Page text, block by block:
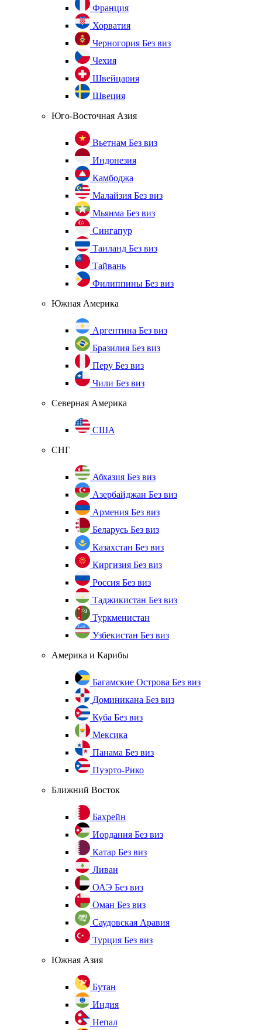
Франция
Хорватия
Черногория Без виз
Чехия
Швейцария
Швеция
Юго-Восточная Азия
Вьетнам Без виз
Индонезия
Камбоджа
Малайзия Без виз
Мьянма Без виз
Сингапур
Таиланд Без виз
Тайвань
Филиппины Без виз
Южная Америка
Аргентина Без виз
Бразилия Без виз
Перу Без виз
Чили Без виз
Северная Америка
США
СНГ
Абхазия Без виз
Азербайджан Без виз
Армения Без виз
Беларусь Без виз
Казахстан Без виз
Киргизия Без виз
Россия Без виз
Таджикистан Без виз
Туркменистан
Узбекистан Без виз
Америка и Карибы
Багамские Острова Без виз
Доминикана Без виз
Куба Без виз
Мексика
Панама Без виз
Пуэрто-Рико
Ближний Восток
Бахрейн
Иордания Без виз
Катар Без виз
Ливан
ОАЭ Без виз
Оман Без виз
Саудовская Аравия
Турция Без виз
Южная Азия
Бутан
Индия
Непал